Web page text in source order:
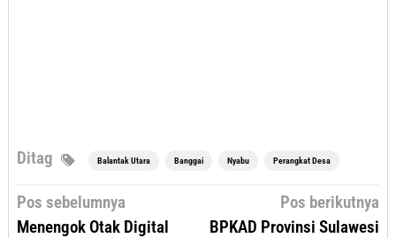
Ditag Balantak Utara Banggai Nyabu Perangkat Desa
Navigasi
pos
Pos sebelumnya
Menengok Otak Digital
Pos berikutnya
BPKAD Provinsi Sulawesi